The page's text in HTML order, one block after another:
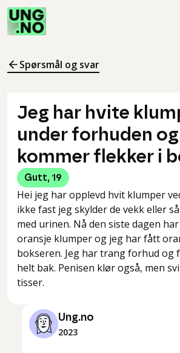
Spørsmål og svar
Jeg har hvite
under forhuden
kommer flekker i
Gutt, 19
Hei jeg har opplevd hvit klumper
ikke fast jeg skylder de vekk eller
med urinen. Nå den siste dagen
oransje klumper og jeg har fått
bokseren. Jeg har trang forhud og
helt bak. Penisen klør også, men
tisser.
Ung.no
2023